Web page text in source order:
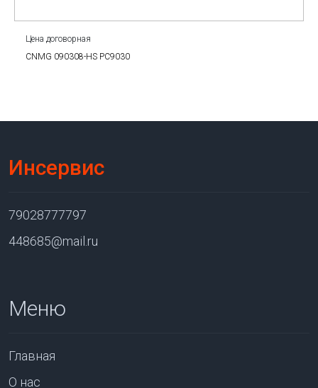
Цена договорная
CNMG 090308-HS PC9030
Инсервис
79028777797
448685@mail.ru
Меню
Главная
О нас